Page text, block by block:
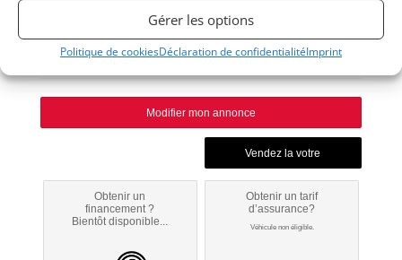
Gérer les options
Politique de cookiesDéclaration de confidentialitéImprint
Huy
Modifier mon annonce
Obtenir un
financement ?
Bientôt disponible...
Obtenir un tarif
d’assurance?
Véhicule non éligible.